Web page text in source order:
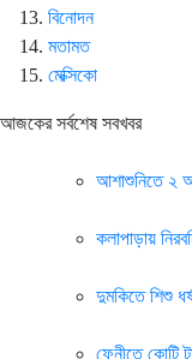
বিনোদন
মতামত
মেক্সিকো
আজকের সর্বশেষ সবখবর
আশাশুনিতে ২
কলাপাড়ায়
দুমকিতে শিশু
ফেনীতে কোটি